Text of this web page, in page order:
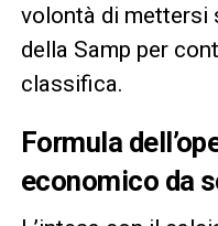
volontà di mettersi
della Samp per
classifica.
Formula
economico da